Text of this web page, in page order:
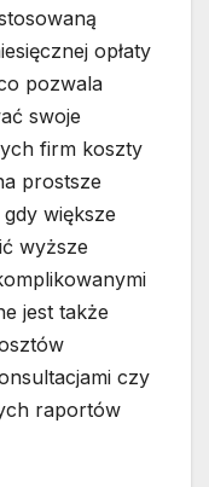
opłaty
pozwala
swoje
firm koszty
prostsze
większe
wyższe
jest także
czy
raportów